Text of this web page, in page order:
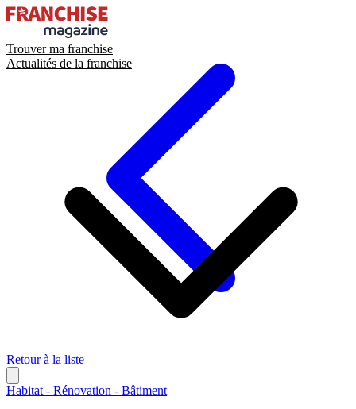
Trouver ma franchise
Actualités de la franchise
Retour à la liste
Habitat - Rénovation - Bâtiment